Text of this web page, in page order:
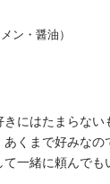
ン・醤油）
にはたまらない
くまで好みなの
一緒に頼んでも